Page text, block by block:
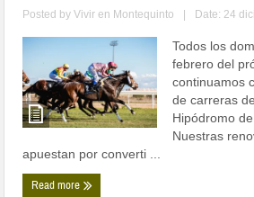
Posted byVivir en Montequinto Date: 24
Todos los
febrero del
continuamos
de carreras
Hipódromo
Nuestras
apuestan por converti ...
Read more